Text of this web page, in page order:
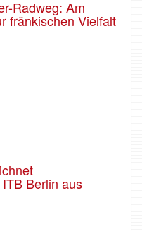
Radweg: Am
fränkischen Vielfalt
Berlin aus